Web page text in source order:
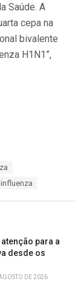
Saúde. A
cepa na
bivalente
H1N1”,
para a
desde os
DE 2026